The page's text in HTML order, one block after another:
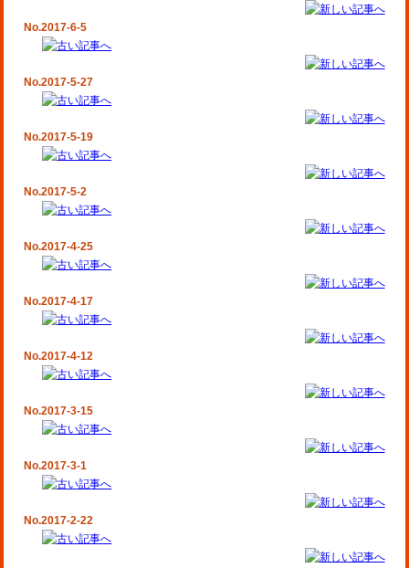
No.2017-6-5
No.2017-5-27
No.2017-5-19
No.2017-5-2
No.2017-4-25
No.2017-4-17
No.2017-4-12
No.2017-3-15
No.2017-3-1
No.2017-2-22